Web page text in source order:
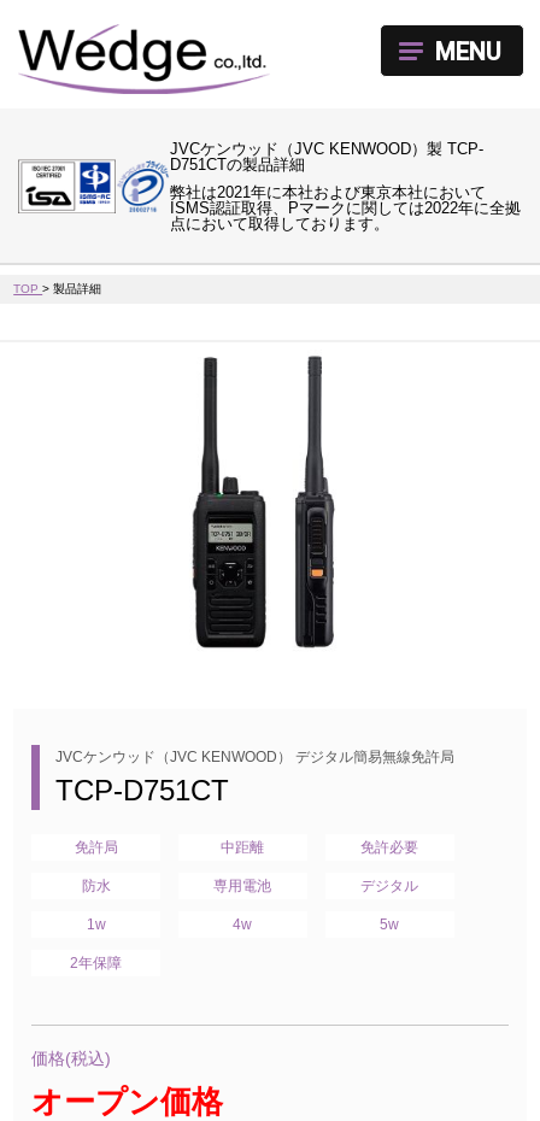
JVCケンウッド（JVC KENWOOD）製 TCP-
D751CTの製品詳細
弊社は2021年に本社および東京本社において
ISMS認証取得、Pマークに関しては2022年に全拠
点において取得しております。
MENU
TOP>製品詳細
JVCケンウッド（JVC KENWOOD） デジタル簡易無線免許局
TCP-D751CT
免許局 中距離 免許必要
防水 専用電池 デジタル
1w 4w 5w
2年保障
価格(税込)
オープン価格